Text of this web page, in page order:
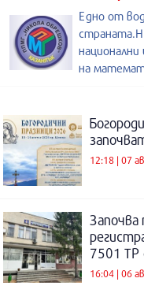
Едно от
на
12:18 | 07
Започва
7501 ТР
16:04 | 06